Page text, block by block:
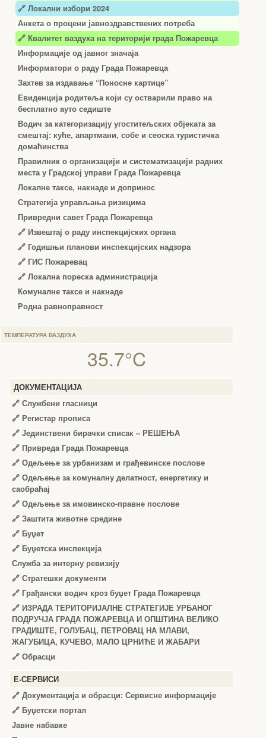
🔗 Локални избори 2024
Анкета о процени јавноздравствених потреба
🔗 Квалитет ваздуха на територији града Пожаревца
Информације од јавног значаја
Информатори о раду Града Пожаревца
Захтев за издавање “Поносне картице”
Евиденција родитеља који су остварили право на
бесплатно ауто седиште
Водич за категоризацију угоститељских објеката за
смештај: куће, апартмани, собе и сеоска туристичка
домаћинства
Правилник о организацији и систематизацији радних
места у Градској управи Града Пожаревца
Локалне таксе, накнаде и допринос
Стратегија управљања ризицима
Привредни савет Града Пожаревца
🔗 Извештај о раду инспекцијских органа
🔗 Годишњи планови инспекцијских надзора
🔗 ГИС Пожаревац
🔗 Локална пореска администрација
Комуналне таксе и накнаде
Родна равноправност
ТЕМПЕРАТУРА ВАЗДУХА
35.7°C
ДОКУМЕНТАЦИЈА
🔗 Службени гласници
🔗 Регистар прописа
🔗 Јединствени бирачки списак – РЕШЕЊА
🔗 Привреда Града Пожаревца
🔗 Одељење за урбанизам и грађевинске послове
🔗 Одељење за комуналну делатност, енергетику и
саобраћај
🔗 Одељење за имовинско-правне послове
🔗 Заштита животне средине
🔗 Буџет
🔗 Буџетска инспекција
Служба за интерну ревизију
🔗 Стратешки документи
🔗 Грађански водич кроз буџет Града Пожаревца
🔗 ИЗРАДА ТЕРИТОРИЈАЛНЕ СТРАТЕГИЈЕ УРБАНОГ
ПОДРУЧЈА ГРАДА ПОЖАРЕВЦА И ОПШТИНА ВЕЛИКО
ГРАДИШТЕ, ГОЛУБАЦ, ПЕТРОВАЦ НА МЛАВИ,
ЖАГУБИЦА, КУЧЕВО, МАЛО ЦРНИЋЕ И ЖАБАРИ
🔗 Обрасци
Е-СЕРВИСИ
🔗 Документација и обрасци: Сервисне информације
🔗 Буџетски портал
Јавне набавке